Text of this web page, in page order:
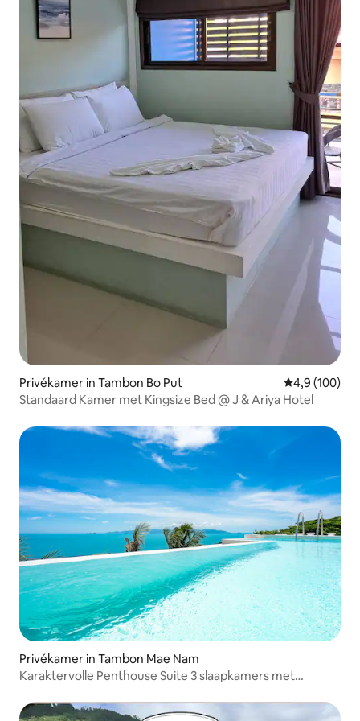
Privékamer in Tambon Bo Put Gemiddelde
4,9 (100)
Standaard Kamer met Kingsize Bed @ J & Ariya Hotel
Privékamer in Tambon Mae Nam
Karaktervolle Penthouse Suite 3 slaapkamers met